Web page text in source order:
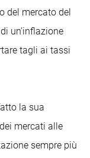
del mercato del
un’inflazione
tagli ai tassi
la sua
mercati alle
sempre più